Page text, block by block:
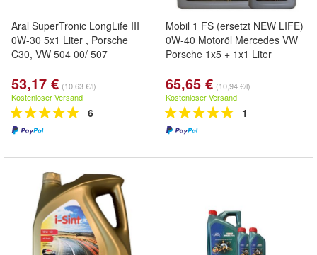
Aral SuperTronic LongLife III
0W-30 5x1 Liter , Porsche
C30, VW 504 00/ 507
53,17 € (10,63 €/l)
Kostenloser Versand
6
Mobil 1 FS (ersetzt NEW LIFE)
0W-40 Motoröl Mercedes VW
Porsche 1x5 + 1x1 Liter
65,65 € (10,94 €/l)
Kostenloser Versand
1